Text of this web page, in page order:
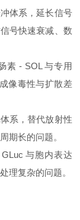
体系，延长信号
号快速衰减、数
素 - SOL 与专用
像毒性与扩散差
系，替代放射性
期长的问题。
与胞内表达
理复杂的问题。